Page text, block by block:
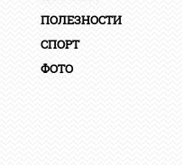
ПОЛЕЗНОСТИ
СПОРТ
ФОТО